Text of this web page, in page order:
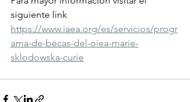
siguiente link
https://www.iaea.org/es/servicios/progr
ama-de-becas-del-oiea-marie-
sklodowska-curie